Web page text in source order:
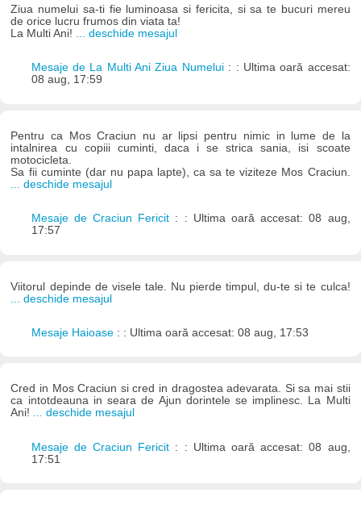
Ziua numelui sa-ti fie luminoasa si fericita, si sa te bucuri mereu
de orice lucru frumos din viata ta!
La Multi Ani! ... deschide mesajul
Mesaje de La Multi Ani Ziua Numelui : : Ultima oară accesat:
08 aug, 17:59
Pentru ca Mos Craciun nu ar lipsi pentru nimic in lume de la
intalnirea cu copiii cuminti, daca i se strica sania, isi scoate
motocicleta.
Sa fii cuminte (dar nu papa lapte), ca sa te viziteze Mos Craciun.
... deschide mesajul
Mesaje de Craciun Fericit : : Ultima oară accesat: 08 aug,
17:57
Viitorul depinde de visele tale. Nu pierde timpul, du-te si te culca!
... deschide mesajul
Mesaje Haioase : : Ultima oară accesat: 08 aug, 17:53
Cred in Mos Craciun si cred in dragostea adevarata. Si sa mai stii
ca intotdeauna in seara de Ajun dorintele se implinesc. La Multi
Ani! ... deschide mesajul
Mesaje de Craciun Fericit : : Ultima oară accesat: 08 aug,
17:51